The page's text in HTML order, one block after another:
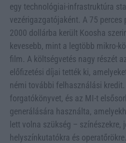
egy technológiai-infrastruktúra
vezérigazgatójaként. A 75
2000 dollárba került Koosha
kevesebb, mint a legtöbb mikro-
film. A költségvetés nagy részét
előfizetési díjai tették ki,
némi további felhasználási
forgatókönyvet, és az MI-t
generálására használta,
lett volna szükség – színészekre,
helyszínkutatókra és